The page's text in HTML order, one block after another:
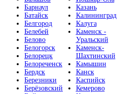
Барнаул
Батайск
Белгород
Белебей
Белово
Белогорск
Белорецк
Белореченск
Бердск
Березники
Берёзовский
Казань
Калининград
Калуга
Каменск -
Уральский
Каменск-
Шахтинский
Камышин
Канск
Каспийск
Кемерово